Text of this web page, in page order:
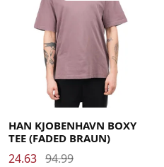
Medium Small X-Large
HAN KJOBENHAVN BOXY
TEE (FADED BRAUN)
24.63 94.99